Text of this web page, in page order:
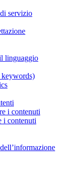
servizio
linguaggio
keywords)
i contenuti
i contenuti